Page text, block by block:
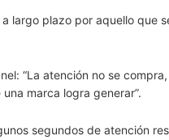
largo plazo por aquello que
“La atención no se
marca logra generar”.
segundos de atención